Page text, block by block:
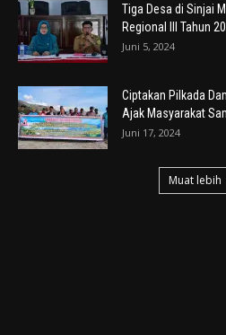
Tiga Desa di Sinjai
Regional III Tahun
Juni 5, 2024
Ciptakan Pilkada
Ajak Masyarakat
Juni 17, 2024
Muat lebih